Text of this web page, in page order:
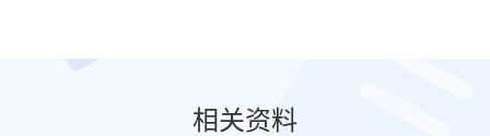
相关资料